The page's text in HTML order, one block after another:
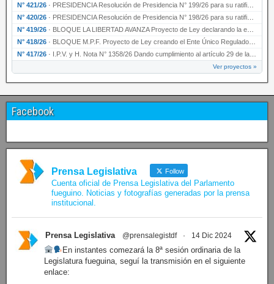
N° 421/26 · PRESIDENCIA Resolución de Presidencia N° 199/26 para su ratificación.
N° 420/26 · PRESIDENCIA Resolución de Presidencia N° 198/26 para su ratificación.
N° 419/26 · BLOQUE LA LIBERTAD AVANZA Proyecto de Ley declarando la esencialidad del servicio educativ…
N° 418/26 · BLOQUE M.P.F. Proyecto de Ley creando el Ente Único Regulador de servicios públicos de la …
N° 417/26 · I.P.V. y H. Nota N° 1358/26 Dando cumplimiento al artículo 29 de la Ley provincial N° 1399…
Ver proyectos »
Facebook
Prensa Legislativa Follow
Cuenta oficial de Prensa Legislativa del Parlamento
fueguino. Noticias y fotografías generadas por la prensa
institucional.
Prensa Legislativa @prensalegistdf · 14 Dic 2024
En instantes comezará la 8ª sesión ordinaria de la
Legislatura fueguina, seguí la transmisión en el siguiente
enlace: